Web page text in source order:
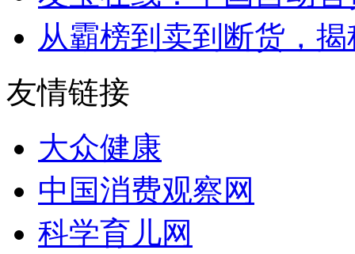
从霸榜到卖到断货，
友情链接
大众健康
中国消费观察网
科学育儿网